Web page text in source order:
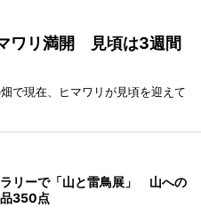
ワリ満開 見頃は3週間
で現在、ヒマワリが見頃を迎えて
リーで「山と雷鳥展」 山への
350点